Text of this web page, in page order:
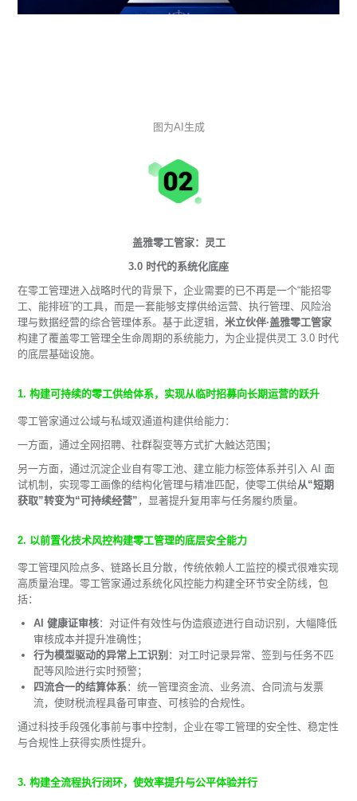
图为AI生成
盖雅零工管家：灵工
3.0 时代的系统化底座
在零工管理进入战略时代的背景下，企业需要的已不再是一个“能招零
工、能排班”的工具，而是一套能够支撑供给运营、执行管理、风险治
理与数据经营的综合管理体系。基于此逻辑，米立伙伴·盖雅零工管家
构建了覆盖零工管理全生命周期的系统能力，为企业提供灵工 3.0 时代
的底层基础设施。
1. 构建可持续的零工供给体系，实现从临时招募向长期运营的跃升
零工管家通过公域与私域双通道构建供给能力：
一方面，通过全网招聘、社群裂变等方式扩大触达范围；
另一方面，通过沉淀企业自有零工池、建立能力标签体系并引入 AI 面
试机制，实现零工画像的结构化管理与精准匹配，使零工供给从“短期
获取”转变为“可持续经营” ，显著提升复用率与任务履约质量。
2. 以前置化技术风控构建零工管理的底层安全能力
零工管理风险点多、链路长且分散，传统依赖人工监控的模式很难实现
高质量治理。零工管家通过系统化风控能力构建全环节安全防线，包
括：
AI 健康证审核：对证件有效性与伪造痕迹进行自动识别，大幅降低
审核成本并提升准确性；
行为模型驱动的异常上工识别 ：对工时记录异常、签到与任务不匹
配等风险进行实时预警；
四流合一的结算体系：统一管理资金流、业务流、合同流与发票
流，使财税流程具备可审查、可核验的合规性。
通过科技手段强化事前与事中控制，企业在零工管理的安全性、稳定性
与合规性上获得实质性提升。
3. 构建全流程执行闭环，使效率提升与公平体验并行